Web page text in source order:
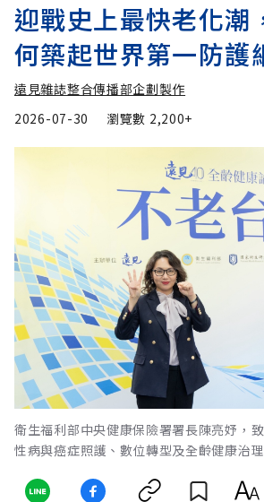
迎戰史上最快老化潮
何築起世界第一防護
遠見雜誌整合傳播部企劃製作
2026-07-30
瀏覽數 2,200+
衛生福利部中央健康保險署署長陳亮妤，
性病與癌症照護、數位轉型及全齡健康治理